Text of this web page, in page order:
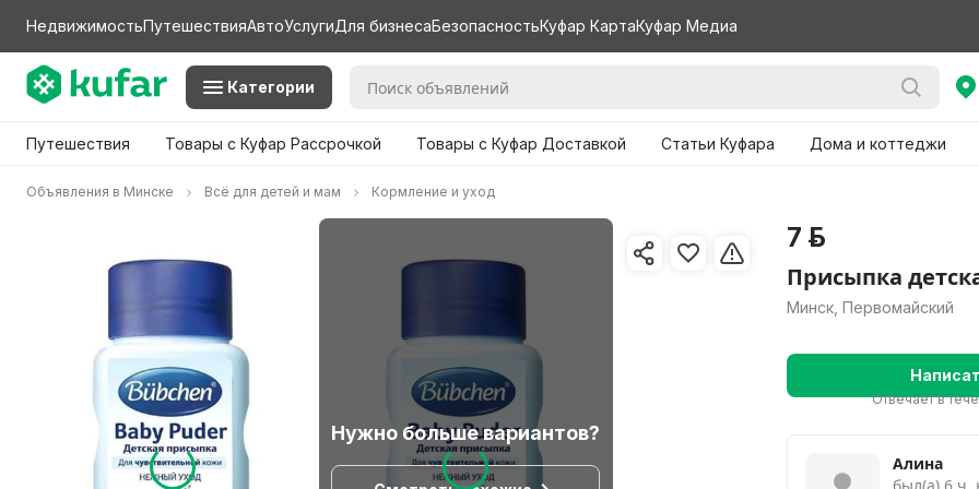
НедвижимостьПутешествияАвтоУслугиДля бизнесаБезопасностьКуфар КартаКуфар Медиа
Категории
Путешествия Товары с Куфар Рассрочкой Товары с Куфар Доставкой Статьи Куфара Дома и коттеджи
Объявления в Минске Всё для детей и мам Кормление и уход
Нужно больше вариантов?
7 р.
Присыпка
Минск, Первомайский
Отвечает в
Алина